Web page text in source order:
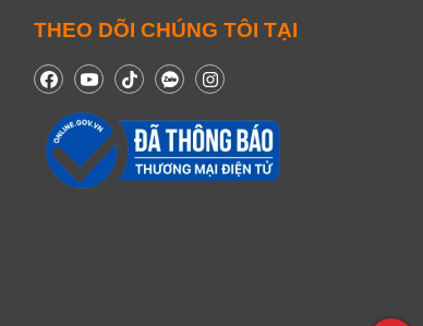
THEO DÕI CHÚNG TÔI TẠI